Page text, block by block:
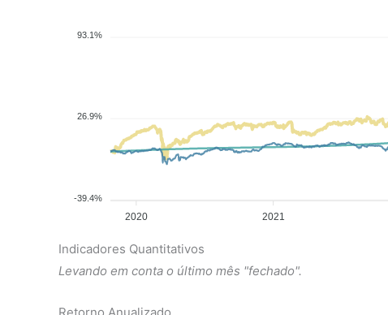
93.1%
26.9%
-39.4%
2020 2021
Indicadores Quantitativos
Levando em conta o último mês "fechado".